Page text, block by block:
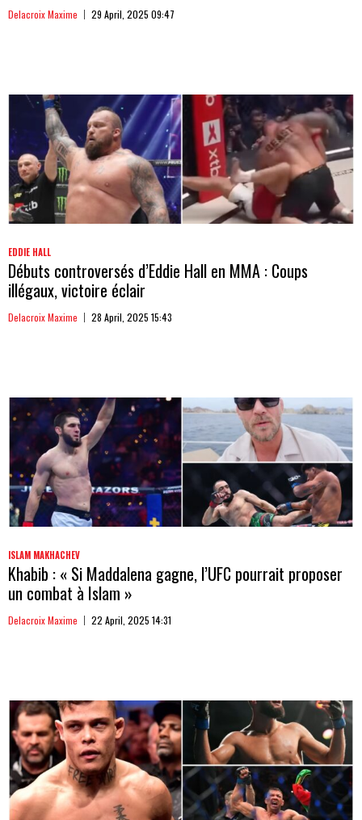
Delacroix Maxime 29 April, 2025 09:47
EDDIE HALL
Débuts controversés d’Eddie Hall en MMA : Coups
illégaux, victoire éclair
Delacroix Maxime 28 April, 2025 15:43
ISLAM MAKHACHEV
Khabib : « Si Maddalena gagne, l’UFC pourrait proposer
un combat à Islam »
Delacroix Maxime 22 April, 2025 14:31